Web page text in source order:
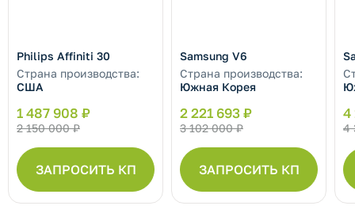
Philips Affiniti 30
Страна производства:
США
1 487 908 ₽
2 150 000 ₽
ЗАПРОСИТЬ КП
Samsung V6
Страна производства:
Южная Корея
2 221 693 ₽
3 102 000 ₽
ЗАПРОСИТЬ КП
4
4